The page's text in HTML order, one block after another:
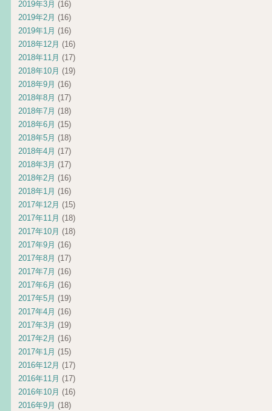
2019年3月 (16)
2019年2月 (16)
2019年1月 (16)
2018年12月 (16)
2018年11月 (17)
2018年10月 (19)
2018年9月 (16)
2018年8月 (17)
2018年7月 (18)
2018年6月 (15)
2018年5月 (18)
2018年4月 (17)
2018年3月 (17)
2018年2月 (16)
2018年1月 (16)
2017年12月 (15)
2017年11月 (18)
2017年10月 (18)
2017年9月 (16)
2017年8月 (17)
2017年7月 (16)
2017年6月 (16)
2017年5月 (19)
2017年4月 (16)
2017年3月 (19)
2017年2月 (16)
2017年1月 (15)
2016年12月 (17)
2016年11月 (17)
2016年10月 (16)
2016年9月 (18)